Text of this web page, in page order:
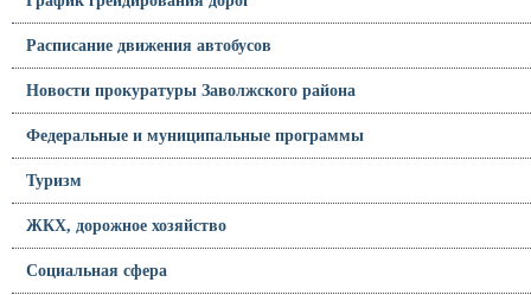
Расписание движения автобусов
Новости прокуратуры Заволжского района
Федеральные и муниципальные программы
Туризм
ЖКХ, дорожное хозяйство
Социальная сфера